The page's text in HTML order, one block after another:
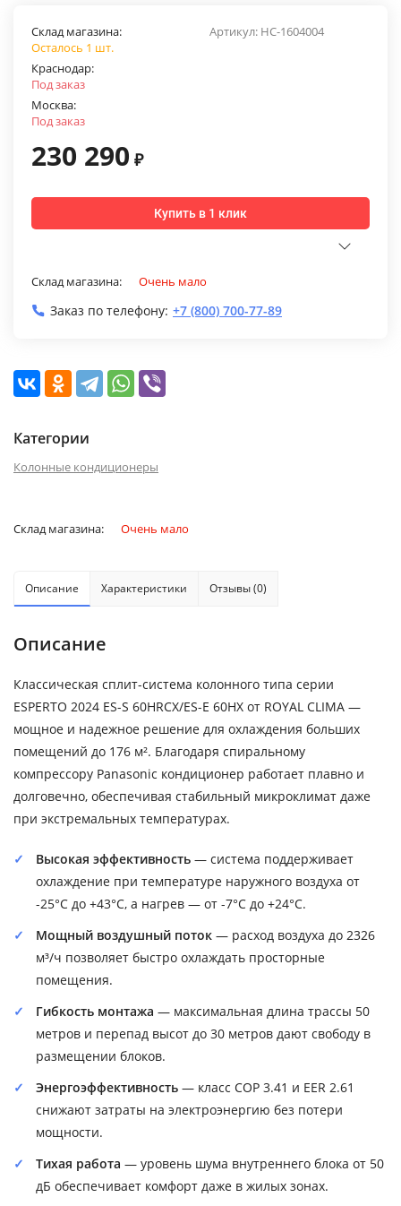
Артикул: НС-1604004
Склад магазина:
Осталось 1 шт.
Краснодар:
Под заказ
Москва:
Под заказ
230 290 ₽
Купить в 1 клик
Склад магазина: Очень мало
Заказ по телефону: +7 (800) 700-77-89
Категории
Колонные кондиционеры
Склад магазина: Очень мало
Описание Характеристики Отзывы (0)
Описание
Классическая сплит-система колонного типа серии
ESPERTO 2024 ES-S 60HRCX/ES-E 60HX от ROYAL CLIMA —
мощное и надежное решение для охлаждения больших
помещений до 176 м². Благодаря спиральному
компрессору Panasonic кондиционер работает плавно и
долговечно, обеспечивая стабильный микроклимат даже
при экстремальных температурах.
Высокая эффективность — система поддерживает
охлаждение при температуре наружного воздуха от
-25°C до +43°C, а нагрев — от -7°C до +24°C.
Мощный воздушный поток — расход воздуха до 2326
м³/ч позволяет быстро охлаждать просторные
помещения.
Гибкость монтажа — максимальная длина трассы 50
метров и перепад высот до 30 метров дают свободу в
размещении блоков.
Энергоэффективность — класс COP 3.41 и EER 2.61
снижают затраты на электроэнергию без потери
мощности.
Тихая работа — уровень шума внутреннего блока от 50
дБ обеспечивает комфорт даже в жилых зонах.